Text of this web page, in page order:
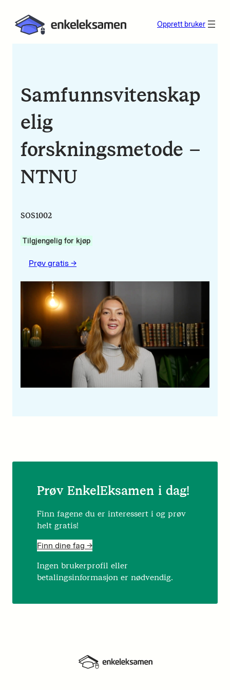
Opprett bruker
Samfunnsvitenskap
elig
forskningsmetode –
NTNU
SOS1002
Tilgjengelig for kjøp
Prøv gratis ->
Prøv EnkelEksamen i dag!
Finn fagene du er interessert i og prøv
helt gratis!
Finn dine fag ->
Ingen brukerprofil eller
betalingsinformasjon er nødvendig.